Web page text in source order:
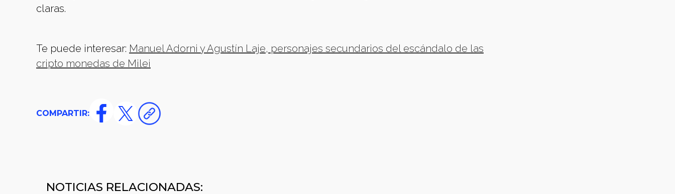
claras.
Te puede interesar: Manuel Adorni y Agustín Laje, personajes secundarios del escándalo de las
cripto monedas de Milei
COMPARTIR:
NOTICIAS RELACIONADAS: